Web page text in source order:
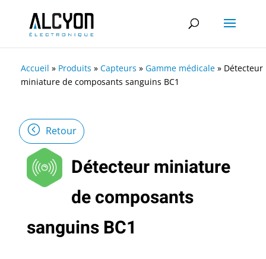
Accueil » Produits » Capteurs » Gamme médicale » Détecteur
miniature de composants sanguins BC1
Retour
Détecteur miniature
de composants
sanguins BC1